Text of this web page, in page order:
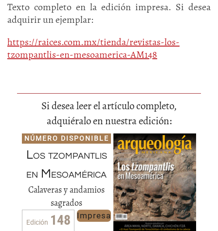
Texto completo en la edición impresa. Si desea
adquirir un ejemplar:
https://raices.com.mx/tienda/revistas-los-
tzompantlis-en-mesoamerica-AM148
Si desea leer el artículo completo,
adquiéralo en nuestra edición:
NÚMERO DISPONIBLE
Los tzompantlis
en Mesoamérica
Calaveras y andamios
sagrados
Edición 148 Impresa